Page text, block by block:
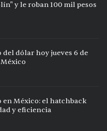
y le roban 100 mil pesos
dólar hoy jueves 6 de
en México: el hatchback
y eficiencia